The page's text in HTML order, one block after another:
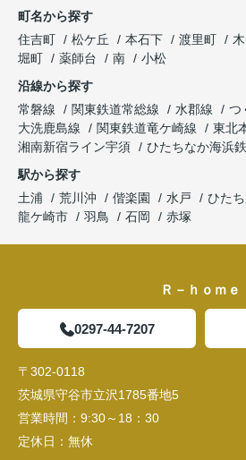
町名から探す
住吉町
松ケ丘 本石下 渡里町
堀町
薬師台 南
小松
沿線から探す
常磐線
関東鉄道常総線 水郡線
つ
大洗鹿島線
関東鉄道竜ケ崎線
東北
湘南新宿ライン宇須
ひたちなか海浜
駅から探す
土浦
荒川沖 偕楽園 水戸 ひた
龍ケ崎市
羽鳥 石岡 赤塚
Ｒ－ｈｏｍｅ
0297-44-7207
〒302-0118
茨城県守谷市立沢1785番地5
営業時間： 9:30～18：30
定休日： 無休